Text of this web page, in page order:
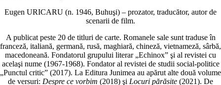
Eugen URICARU (n. 1946, Buhuşi) – prozator, traducător, autor de
scenarii de film.
A publicat peste 20 de titluri de carte. Romanele sale sunt traduse în
franceză, italiană, germană, rusă, maghiară, chineză, vietnameză, sârbă,
macedoneană. Fondatorul grupului literar „Echinox” şi al revistei cu
acelaşi nume (1967-1968). Fondator al revistei de studii social-politice
„Punctul critic” (2017). La Editura Junimea au apărut alte două volume
de versuri: Despre ce vorbim (2018) şi Locuri părăsite (2021). De